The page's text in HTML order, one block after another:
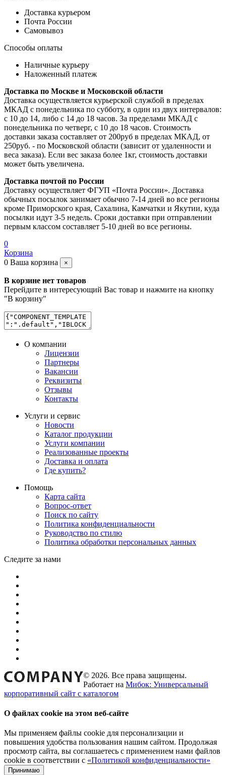
Доставка курьером
Почта России
Самовывоз
Способы оплаты
Наличные курьеру
Наложенный платеж
Доставка по Москве и Московской области
Доставка осуществляется курьерской службой в пределах
МКАД с понедельника по субботу, в один из двух интервалов:
с 10 до 14, либо с 14 до 18 часов. За пределами МКАД с
понедельника по четверг, с 10 до 18 часов. Стоимость
доставки заказа составляет от 200руб в пределах МКАД, от
250руб. - по Московской области (зависит от удаленности и
веса заказа). Если вес заказа более 1кг, стоимость доставки
может быть увеличена.
Доставка почтой по России
Доставку осуществляет ФГУП «Почта России». Доставка
обычных посылок занимает обычно 7-14 дней во все регионы
кроме Приморского края, Сахалина, Камчатки и Якутии, куда
посылки идут 3-5 недель. Сроки доставки при отправлении
первым классом составляет 5-10 дней во все регионы.
0
Корзина
0 Ваша корзина ×
В корзине нет товаров
Перейдите в интересующий Вас товар и нажмите на кнопку
"В корзину"
О компании
Лицензии
Партнеры
Вакансии
Реквизиты
Отзывы
Контакты
Услуги и сервис
Новости
Каталог продукции
Услуги компании
Реализованные проекты
Доставка и оплата
Где купить?
Помощь
Карта сайта
Вопрос-ответ
Поиск по сайту
Политика конфиденциальности
Руководство по стилю
Политика обработки персональных данных
Следите за нами
© 2026. Все права защищены.
Работает на Мибок: Универсальный
корпоративный сайт с каталогом
О файлах cookie на этом веб-сайте
Мы применяем файлы cookie для персонализации и
повышения удобства пользования нашим сайтом. Продолжая
просмотр сайта, вы соглашаетесь с применением нами файлов
cookie в соответствии с «Политикой конфиденциальности»
Принимаю